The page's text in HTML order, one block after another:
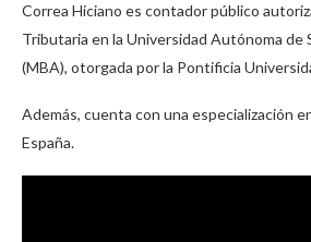
Correa Hiciano es contador público
Tributaria en la Universidad Autónoma
(MBA), otorgada por la Pontificia
Además, cuenta con una especialización
España.